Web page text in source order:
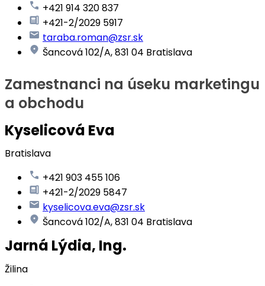
+421 914 320 837
+421-2/2029 5917
taraba.roman@zsr.sk
Šancová 102/A, 831 04 Bratislava
Zamestnanci na úseku marketingu
a obchodu
Kyselicová Eva
Bratislava
+421 903 455 106
+421-2/2029 5847
kyselicova.eva@zsr.sk
Šancová 102/A, 831 04 Bratislava
Jarná Lýdia, Ing.
Žilina